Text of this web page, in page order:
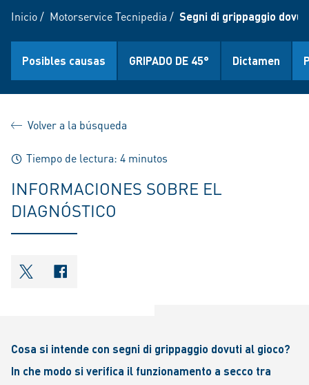
Inicio/ Motorservice Tecnipedia / Segni di grippaggio
Posibles causas GRIPADO DE 45° Dictamen
Volver a la búsqueda
Tiempo de lectura: 4 minutos
INFORMACIONES SOBRE EL
DIAGNÓSTICO
shareOntwitter
shareOnfacebook
Cosa si intende con segni di grippaggio dovuti al gioco?
In che modo si verifica il funzionamento a secco tra